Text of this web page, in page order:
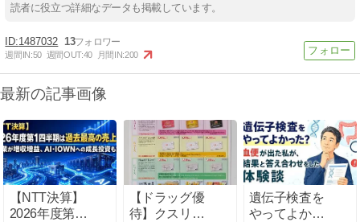
読者に役立つ詳細なデータも掲載しています。
1487032 13
週間IN:50 週間OUT:40 月間IN:200
最新の記事画像
【NTT決算】
2026年度第1
【ドラッグ優
待】クスリの
遺伝子検査を
やってよかっ